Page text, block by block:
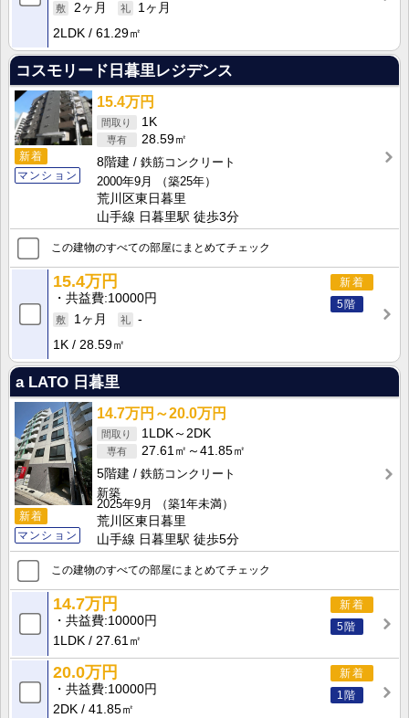
2ヶ月
1ヶ月
2LDK
61.29㎡
コスモリード日暮里レジデンス
新着
マンション
15.4万円
1K
28.59㎡
8階建
鉄筋コンクリート
2000年9月
（築25年）
荒川区東日暮里
山手線 日暮里駅 徒歩3分
この建物のすべての部屋にまとめてチェック
新着
5階
15.4万円
共益費 10000円
1ヶ月
-
1K
28.59㎡
a LATO 日暮里
新着
マンション
14.7万円～20.0万円
1LDK～2DK
27.61㎡～41.85㎡
5階建
鉄筋コンクリート
新築
2025年9月
（築1年未満）
荒川区東日暮里
山手線 日暮里駅 徒歩5分
この建物のすべての部屋にまとめてチェック
新着
5階
14.7万円
共益費 10000円
1LDK
27.61㎡
新着
1階
20.0万円
共益費 10000円
2DK
41.85㎡